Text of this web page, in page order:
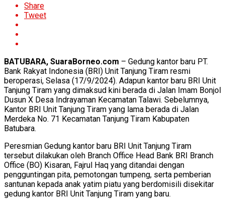
Share
Tweet
BATUBARA, SuaraBorneo.com – Gedung kantor baru PT.
Bank Rakyat Indonesia (BRI) Unit Tanjung Tiram resmi
beroperasi, Selasa (17/9/2024). Adapun kantor baru BRI Unit
Tanjung Tiram yang dimaksud kini berada di Jalan Imam Bonjol
Dusun X Desa Indrayaman Kecamatan Talawi. Sebelumnya,
Kantor BRI Unit Tanjung Tiram yang lama berada di Jalan
Merdeka No. 71 Kecamatan Tanjung Tiram Kabupaten
Batubara.
Peresmian Gedung kantor baru BRI Unit Tanjung Tiram
tersebut dilakukan oleh Branch Office Head Bank BRI Branch
Office (BO) Kisaran, Fajrul Haq yang ditandai dengan
pengguntingan pita, pemotongan tumpeng, serta pemberian
santunan kepada anak yatim piatu yang berdomisili disekitar
gedung kantor BRI Unit Tanjung Tiram yang baru.